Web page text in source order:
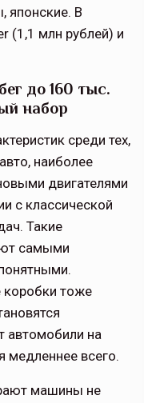
японские. В
(1,1 млн рублей) и
до 160 тыс.
набор
среди тех,
наиболее
двигателями
с классической
Такие
самыми
коробки тоже
на
медленнее всего.
машины не